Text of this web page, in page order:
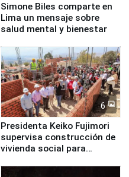
Simone Biles comparte en
Lima un mensaje sobre
salud mental y bienestar
6
Presidenta Keiko Fujimori
supervisa construcción de
vivienda social para